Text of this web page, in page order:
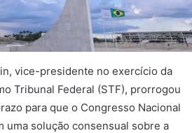
vice-presidente no exercício da
Tribunal Federal (STF), prorrogou
para que o Congresso Nacional
uma solução consensual sobre a